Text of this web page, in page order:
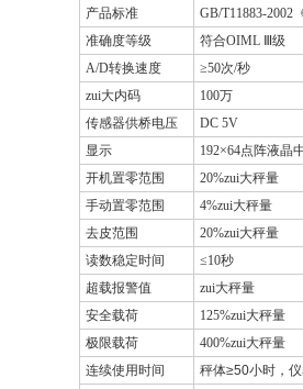
产品标准 GB/T11883-2002
准确度等级
符合OIML Ⅲ级
A/D转换速度
≥50次/秒
zui大内码
100万
传感器供桥电压
DC 5V
显示
192×64点阵液晶
开机置零范围
20%zui大秤量
手动置零范围
4%zui大秤量
去皮范围
20%zui大秤量
读数稳定时间
≤10秒
超载报警值
zui大秤量
安全载荷
125%zui大秤量
极限载荷
400%zui大秤量
连续使用时间
秤体≥50小时，